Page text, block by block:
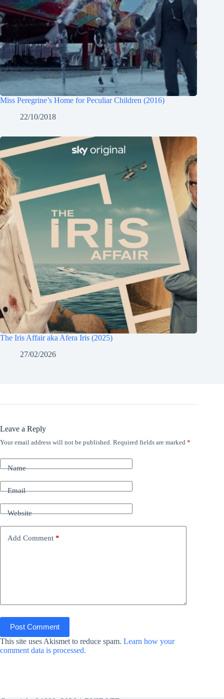
Miss Peregrine’s Home for Peculiar Children (2016)
22/10/2018
The Iris Affair aka Afera Iris (2025)
27/02/2026
Leave a Reply
Your email address will not be published. Required fields are marked *
Name
Email
Website
Add Comment *
Post Comment
This site uses Akismet to reduce spam. Learn how your
comment data is processed.